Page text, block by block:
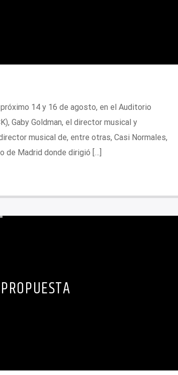
14 y 16 de agosto, en el Auditorio
Gaby Goldman, el director musical y
musical de, entre otras, Casi Normales,
de Madrid donde dirigió […]